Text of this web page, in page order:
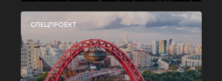
СПЕЦПРОЕКТ